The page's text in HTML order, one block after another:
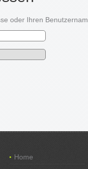
oder Ihren
Home